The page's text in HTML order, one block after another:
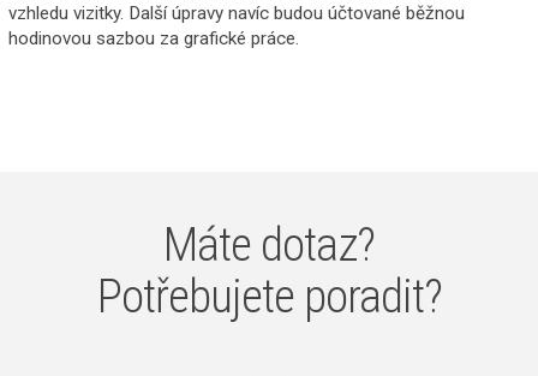
vzhledu vizitky. Další úpravy navíc budou účtované běžnou
hodinovou sazbou za grafické práce.
Máte dotaz?
Potřebujete poradit?